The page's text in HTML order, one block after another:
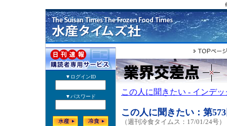
この人に聞きたい - インデ
この人に聞きたい：第
（週刊冷食タイムス：17/01/24号）